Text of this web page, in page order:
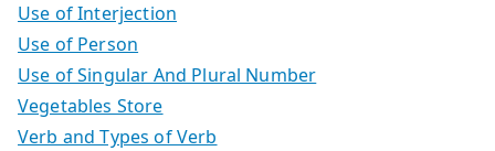
Use of Interjection
Use of Person
Use of Singular And Plural Number
Vegetables Store
Verb and Types of Verb